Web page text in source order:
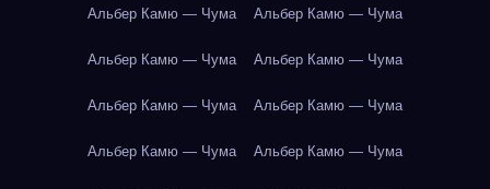
Альбер Камю — Чума Альбер Камю — Чума
Альбер Камю — Чума Альбер Камю — Чума
Альбер Камю — Чума Альбер Камю — Чума
Альбер Камю — Чума Альбер Камю — Чума